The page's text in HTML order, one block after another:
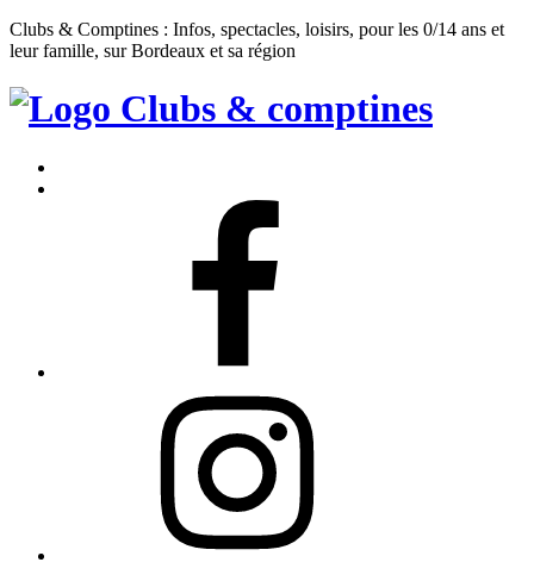
Clubs & Comptines : Infos, spectacles, loisirs, pour les 0/14 ans et
leur famille, sur Bordeaux et sa région
Clubs
Comptines